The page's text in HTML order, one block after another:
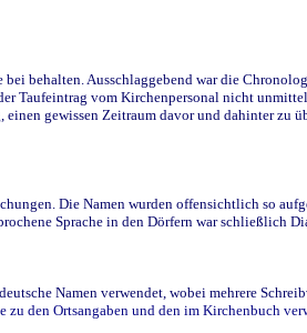
behalten. Ausschlaggebend war die
Taufeintrag vom Kirchenpersonal nicht
gewissen Zeitraum davor und dahinter zu
Die Namen wurden offensichtlich so
Sprache in den Dörfern war schließlich
Namen verwendet, wobei mehrere
den Ortsangaben und den im Kirchenbuch